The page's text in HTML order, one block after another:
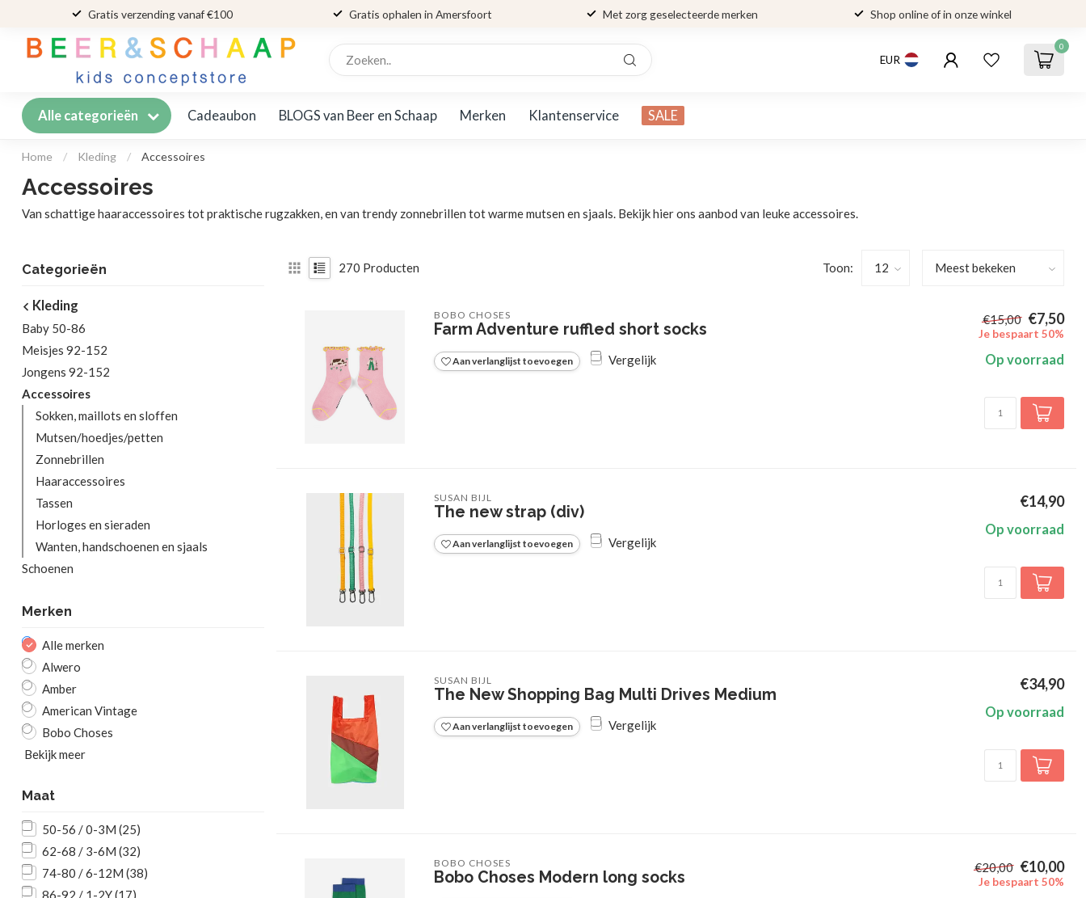
Gratis verzending vanaf €100 Gratis ophalen in Amersfoort Met zorg geselecteerde merken Shop online of in onze winkel
EUR
0
Alle categorieën Cadeaubon BLOGS van Beer en Schaap Merken Klantenservice SALE
Home / Kleding / Accessoires
Accessoires
Van schattige haaraccessoires tot praktische rugzakken, en van trendy zonnebrillen tot warme mutsen en sjaals. Bekijk hier ons aanbod van leuke accessoires.
Categorieën
Kleding
Baby 50-86
Meisjes 92-152
Jongens 92-152
Accessoires
Sokken, maillots en sloffen
Mutsen/hoedjes/petten
Zonnebrillen
Haaraccessoires
Tassen
Horloges en sieraden
Wanten, handschoenen en sjaals
Schoenen
Merken
Alle merken
Alwero
Amber
American Vintage
Bobo Choses
Bekijk meer
Maat
50-56 / 0-3M (25)
62-68 / 3-6M (32)
74-80 / 6-12M (38)
86-92 / 1-2Y(17)
270 Producten Toon:
BOBO CHOSES
Farm Adventure ruffled short socks
Aan verlanglijst toevoegen Vergelijk
€15,00 €7,50
Je bespaart 50%
Op voorraad
SUSAN BIJL
The new strap (div)
Aan verlanglijst toevoegen Vergelijk
€14,90
Op voorraad
SUSAN BIJL
The New Shopping Bag Multi Drives Medium
Aan verlanglijst toevoegen Vergelijk
€34,90
Op voorraad
BOBO CHOSES
Bobo Choses Modern long socks
€20,00 €10,00
Je bespaart 50%